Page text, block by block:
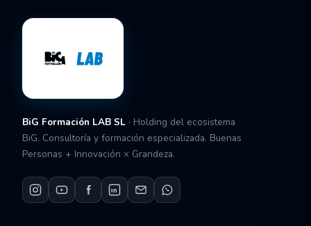
BiG Formación LAB SL · Holding del ecosistema
BiG. Consultoría y formación especializada. Buenas
Personas + Innovación × Grandeza.